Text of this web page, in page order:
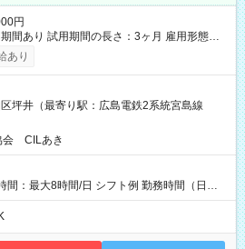
円
期間あり 試用期間の長さ：3ヶ月 雇用形態、
じです。
あり
坪井（最寄り駅：広島電鉄2系統宮島線
会 CILあき
間：最大8時間/日 シフト例 勤務時間（日
実働時間8時間 待機休憩2時間）（日勤1回
）